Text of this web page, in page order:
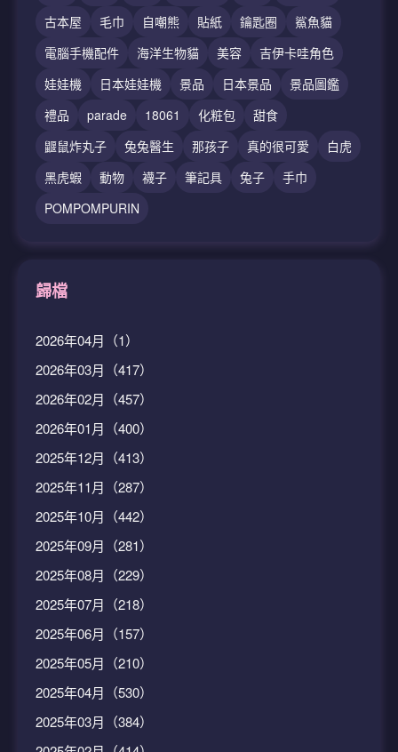
古本屋
毛巾 自嘲熊 貼紙 鑰匙圈
鯊魚貓
電腦手機配件
海洋生物貓 美容
吉伊卡哇角色
娃娃機
日本娃娃機 景品 日本景品
景品圖鑑
禮品
parade 18061 化粧包
甜食
鼴鼠炸丸子
兔兔醫生 那孩子 真的很可愛
白虎
黑虎蝦
動物 襪子 筆記具 兔子
手巾
POMPOMPURIN
歸檔
2026年04月（1）
2026年03月（417）
2026年02月（457）
2026年01月（400）
2025年12月（413）
2025年11月（287）
2025年10月（442）
2025年09月（281）
2025年08月（229）
2025年07月（218）
2025年06月（157）
2025年05月（210）
2025年04月（530）
2025年03月（384）